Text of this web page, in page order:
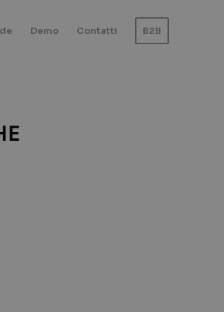
Demo Contatti B2B